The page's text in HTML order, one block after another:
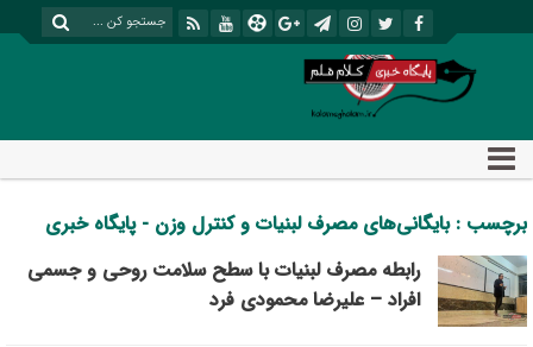
برچسب : بایگانی‌های مصرف لبنیات و کنترل وزن - پایگاه خبری
تحلیلی کلام قلم
رابطه مصرف لبنیات با سطح سلامت روحی و جسمی
افراد – علیرضا محمودی فرد